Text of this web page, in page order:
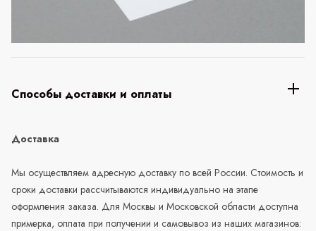
Способы доставки и оплаты
Доставка
Мы осуществляем адресную доставку по всей России. Стоимость и
сроки доставки рассчитываются индивидуально на этапе
оформления заказа. Для Москвы и Московской области доступна
примерка, оплата при получении и самовывоз из наших магазинов: